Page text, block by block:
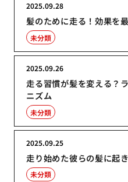
髪のために走る！効果を
2025.09.28
未分類
走る習慣が髪を変える？
ニズム
2025.09.26
未分類
走り始めた彼らの髪に起
2025.09.25
未分類